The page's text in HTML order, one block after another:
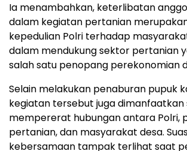
Ia menambahkan, keterlibatan
dalam kegiatan pertanian
kepedulian Polri terhadap
dalam mendukung sektor pertanian
salah satu penopang perekonomian
Selain melakukan penaburan pupuk
kegiatan tersebut juga dimanfaatkan
mempererat hubungan antara Polri,
pertanian, dan masyarakat desa.
kebersamaan tampak terlihat saat